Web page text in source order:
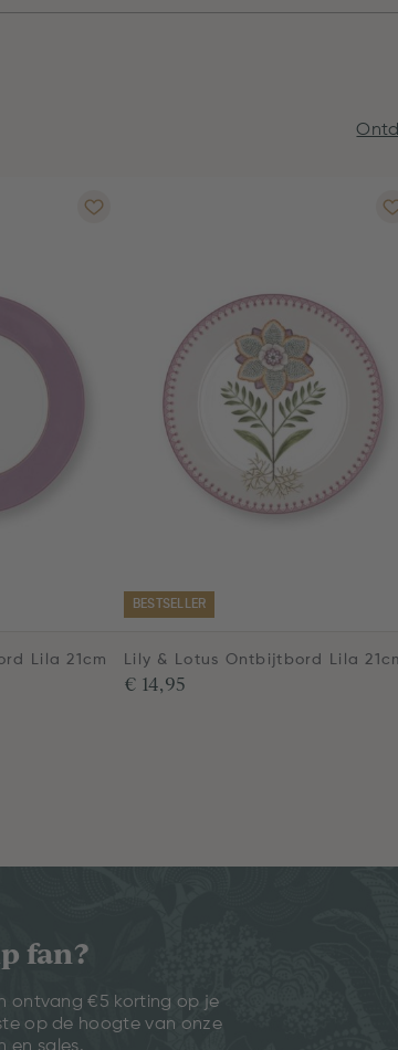
Lila 21cm
BESTSELLER
Lily & Lotus Ontbijtbord Lila
€ 14,95
fan?
ontvang €5 korting op je
op de hoogte van onze
en sales.